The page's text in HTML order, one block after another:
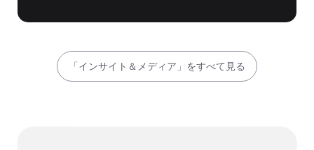
「インサイト＆メディア」をすべて見る